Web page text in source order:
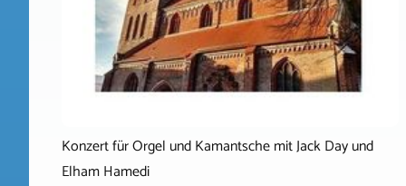
Konzert für Orgel und Kamantsche mit Jack Day und
Elham Hamedi